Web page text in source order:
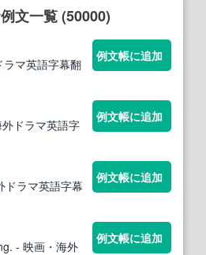
文一覧 (50000)
マ英語字幕翻
例文帳に追加
ドラマ英語字
例文帳に追加
ドラマ英語字幕
例文帳に追加
- 映画・海外
例文帳に追加